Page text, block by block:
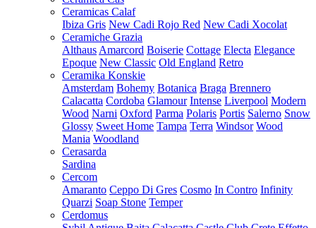
Ceramicas Calaf
Ibiza Gris New Cadi Rojo Red New Cadi Xocolat
Ceramiche Grazia
Althaus Amarcord Boiserie Cottage Electa Elegance
Epoque New Classic Old England Retro
Ceramika Konskie
Amsterdam Bohemy Botanica Braga Brennero
Calacatta Cordoba Glamour Intense Liverpool Modern
Wood Narni Oxford Parma Polaris Portis Salerno Snow
Glossy Sweet Home Tampa Terra Windsor Wood
Mania Woodland
Cerasarda
Sardina
Cercom
Amaranto Ceppo Di Gres Cosmo In Contro Infinity
Quarzi Soap Stone Temper
Cerdomus